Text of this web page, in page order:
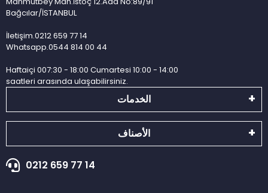
Bağcılar/İSTANBUL
İletişim.0212 659 77 14
Whatsapp.0544 814 00 44
Haftaiçi 007:30 - 18:00 Cumartesi 10:00 - 14:00
saatleri arasında ulaşabilirsiniz.
الخدمات
الأصناف
0212 659 77 14